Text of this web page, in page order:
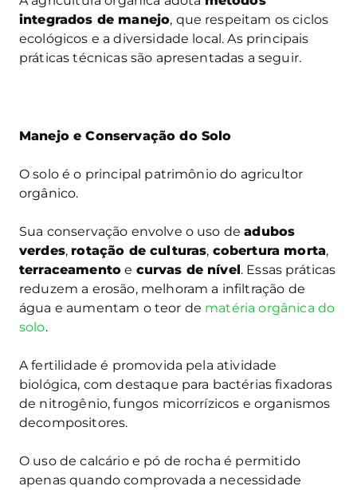
integrados de manejo, que respeitam os ciclos
ecológicos e a diversidade local. As principais
práticas técnicas são apresentadas a seguir.
Manejo e Conservação do Solo
O solo é o principal patrimônio do agricultor
orgânico.
Sua conservação envolve o uso deadubos
verdes, rotação de culturas, cobertura morta,
terraceamento e curvas de nível. Essas práticas
reduzem a erosão, melhoram a infiltração de
água e aumentam o teor de matéria orgânica do
solo.
A fertilidade é promovida pela atividade
biológica, com destaque para bactérias fixadoras
de nitrogênio, fungos micorrízicos e organismos
decompositores.
O uso de calcário e pó de rocha é permitido
apenas quando comprovada a necessidade